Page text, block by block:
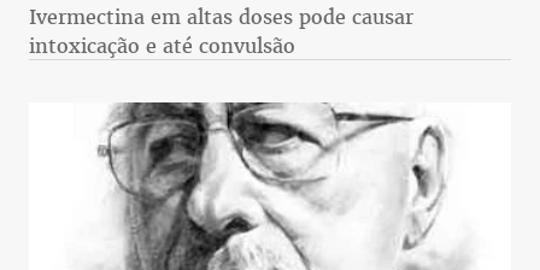
Ivermectina em altas doses pode causar
intoxicação e até convulsão